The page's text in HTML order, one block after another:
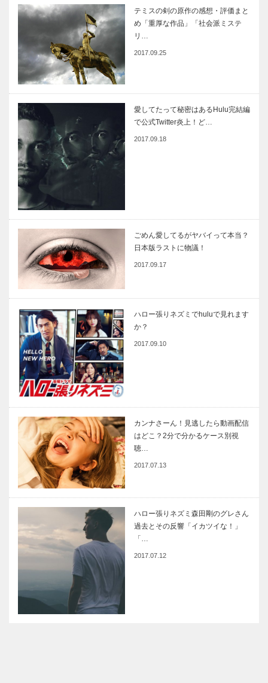
テミスの剣の原作の感想・評価まと
め「重厚な作品」「社会派ミステ
リ…
2017.09.25
愛してたって秘密はあるHulu完結編
で公式Twitter炎上！ど…
2017.09.18
ごめん愛してるがヤバイって本当？
日本版ラストに物議！
2017.09.17
ハロー張りネズミでhuluで見れます
か？
2017.09.10
カンナさーん！見逃したら動画配信
はどこ？2分で分かるケース別視
聴…
2017.07.13
ハロー張りネズミ森田剛のグレさん
過去とその反響「イカツイな！」
「…
2017.07.12